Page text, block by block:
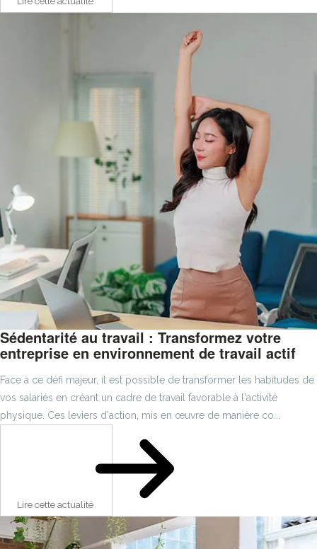
Sédentarité au travail : Transformez votre
entreprise en environnement de travail actif
Face à ce défi majeur, il est possible de transformer les habitudes de
vos salariés en créant un cadre de travail favorable à l'activité
physique. Ces leviers d'action, mis en œuvre de manière co...
Lire cette actualité